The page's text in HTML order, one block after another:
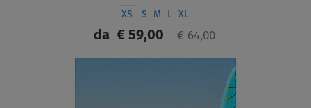
XS S M L XL
da€ 59,00 € 64,00